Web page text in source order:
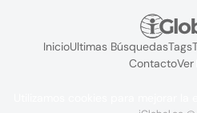
InicioUltimas BúsquedasTags
ContactoVer